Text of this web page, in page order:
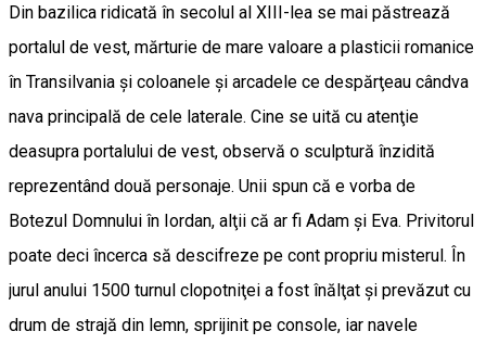
Din bazilica ridicată în secolul al XIII-lea se mai păstrează
portalul de vest, mărturie de mare valoare a plasticii romanice
în Transilvania şi coloanele şi arcadele ce despărţeau cândva
nava principală de cele laterale. Cine se uită cu atenţie
deasupra portalului de vest, observă o sculptură înzidită
reprezentând două personaje. Unii spun că e vorba de
Botezul Domnului în Iordan, alţii că ar fi Adam şi Eva. Privitorul
poate deci încerca să descifreze pe cont propriu misterul. În
jurul anului 1500 turnul clopotniţei a fost înălţat şi prevăzut cu
drum de strajă din lemn, sprijinit pe console, iar navele